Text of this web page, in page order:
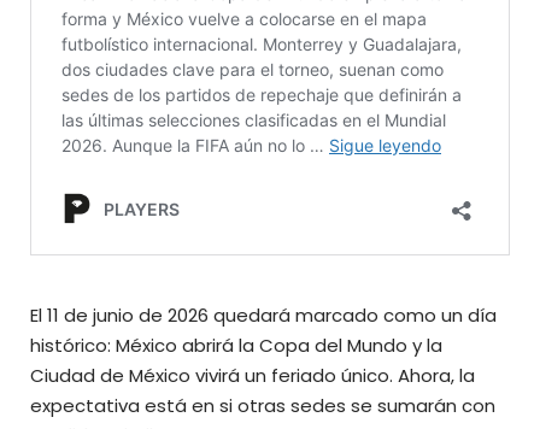
El 11 de junio de 2026 quedará marcado como un día
histórico: México abrirá la Copa del Mundo y la
Ciudad de México vivirá un feriado único. Ahora, la
expectativa está en si otras sedes se sumarán con